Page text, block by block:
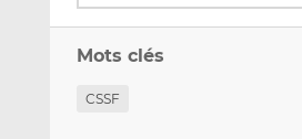
Mots clés
CSSF